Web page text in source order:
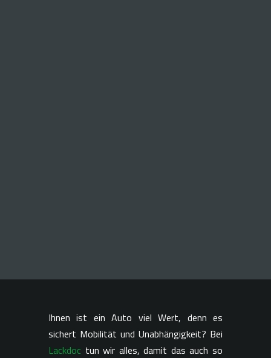
Ihnen ist ein Auto viel Wert, denn es
sichert Mobilität und Unabhängigkeit? Bei
Lackdoc tun wir alles, damit das auch so